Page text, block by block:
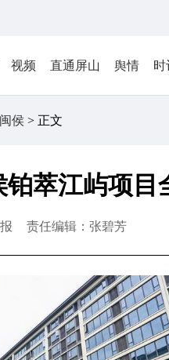
视频 直通屏山 舆情 时
闽侯 > 正文
萃江屿项目
责任编辑：张碧芳